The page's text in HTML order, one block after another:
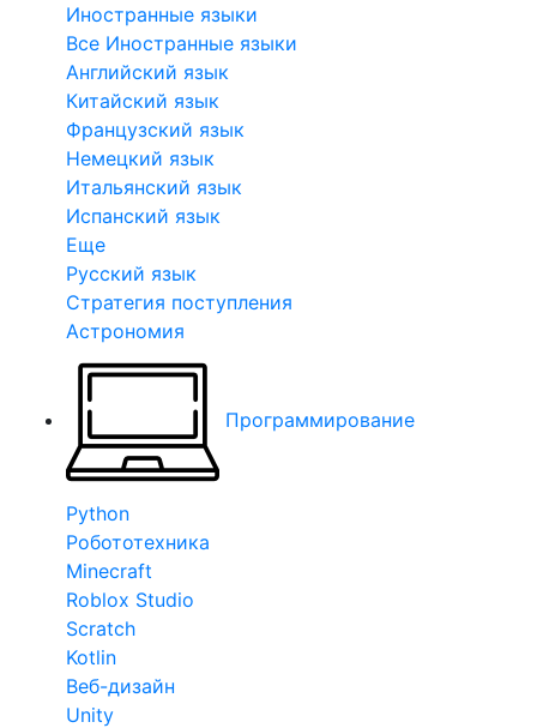
Иностранные языки
Все Иностранные языки
Английский язык
Китайский язык
Французский язык
Немецкий язык
Итальянский язык
Испанский язык
Еще
Русский язык
Стратегия поступления
Астрономия
Программирование
Python
Робототехника
Minecraft
Roblox Studio
Scratch
Kotlin
Веб-дизайн
Unity